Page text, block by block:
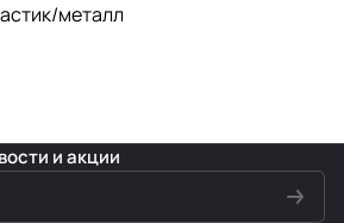
металл
и акции